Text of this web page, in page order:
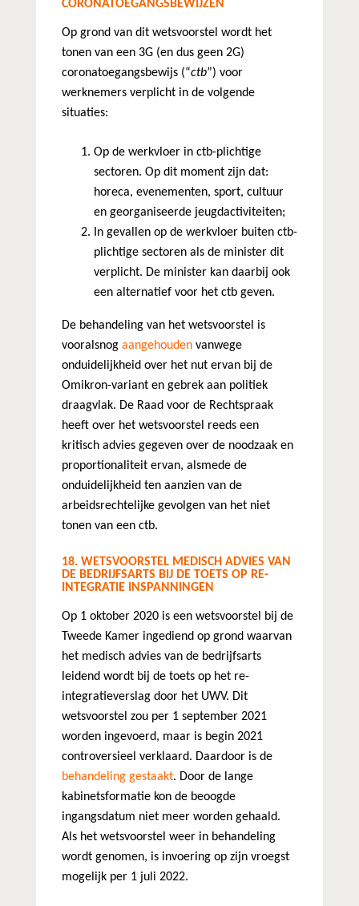
CORONATOEGANGSBEWIJZEN
Op grond van dit wetsvoorstel wordt het
tonen van een 3G (en dus geen 2G)
coronatoegangsbewijs (“ctb”) voor
werknemers verplicht in de volgende
situaties:
Op de werkvloer in ctb-plichtige
sectoren. Op dit moment zijn dat:
horeca, evenementen, sport, cultuur
en georganiseerde jeugdactiviteiten;
In gevallen op de werkvloer buiten ctb-
plichtige sectoren als de minister dit
verplicht. De minister kan daarbij ook
een alternatief voor het ctb geven.
De behandeling van het wetsvoorstel is
vooralsnogaangehoudenvanwege
onduidelijkheid over het nut ervan bij de
Omikron-variant en gebrek aan politiek
draagvlak. De Raad voor de Rechtspraak
heeft over het wetsvoorstel reeds een
kritisch advies gegeven over de noodzaak en
proportionaliteit ervan, alsmede de
onduidelijkheid ten aanzien van de
arbeidsrechtelijke gevolgen van het niet
tonen van een ctb.
18. WETSVOORSTEL MEDISCH ADVIES VAN
DE BEDRIJFSARTS BIJ DE TOETS OP RE-
INTEGRATIE INSPANNINGEN
Op 1 oktober 2020 is een wetsvoorstel bij de
Tweede Kamer ingediend op grond waarvan
het medisch advies van de bedrijfsarts
leidend wordt bij de toets op het re-
integratieverslag door het UWV. Dit
wetsvoorstel zou per 1 september 2021
worden ingevoerd, maar is begin 2021
controversieel verklaard. Daardoor is de
behandeling gestaakt. Door de lange
kabinetsformatie kon de beoogde
ingangsdatum niet meer worden gehaald.
Als het wetsvoorstel weer in behandeling
wordt genomen, is invoering op zijn vroegst
mogelijk per 1 juli 2022.